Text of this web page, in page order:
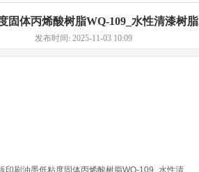
固体丙烯酸树脂WQ-109_水性清漆树
发布时间: 2025-11-03 10:09